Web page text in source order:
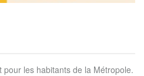
pour les habitants de la Métropole.